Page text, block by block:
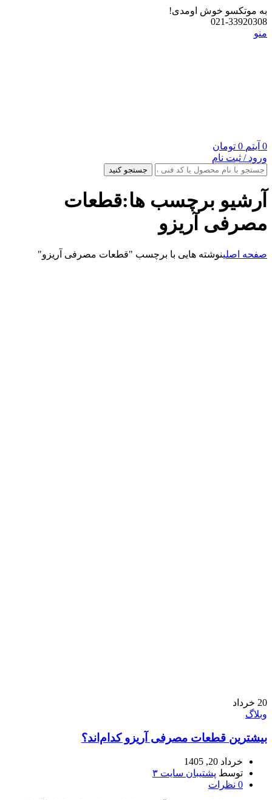
به موتکسو خوش اومدی!
021-33920308
منو
0 آیتم 0 تومان
ورود / ثبت نام
جستجو کنید
آرشیو برچسب ها:قطعات
مصرفی آریزو
صفحه اصلینوشته هایی با برچسب "قطعات مصرفی آریزو"
20 خرداد
وبلاگ
بیشترین قطعات مصرفی آریزو کدام‌اند؟
خرداد 20, 1405
توسط پشتیبان سایت ۳
0 نظرات